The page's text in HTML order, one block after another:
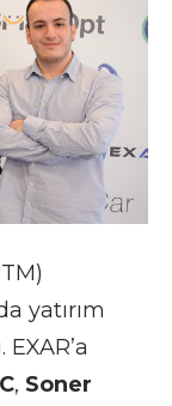
yatırım
, Soner